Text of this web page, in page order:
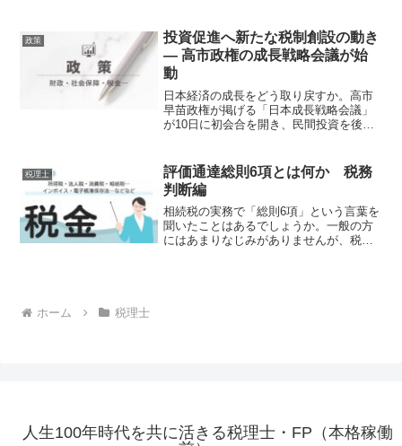
す。売上が伸びない。後継者がいない。
採用できない。社員が定着...
政策
投資促進へ新たな税制創設の動き
― 高市政権の成長戦略会議が始
動
日本経済の成長をどう取り戻すか。高市
早苗政権が掲げる「日本成長戦略会議」
が10日に初会合を開き、民間投資を後押
資を促進する税制、いわゆる「即時償
却」や「税額控除」の導入...
税理士
評価通達総則6項とは何か 税務
判断編
相続税の実務で「総則6項」という言葉を
聞いたことはあるでしょうか。一般の方
にはあまりなじみがありませんが、税理
ホーム
税理士
人生100年時代を共に活きる税理士・FP（本格稼働